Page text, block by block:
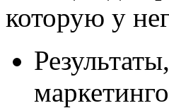
которую у